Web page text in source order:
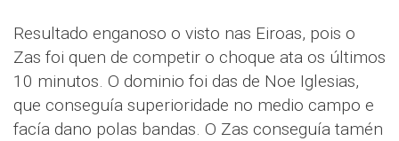
Resultado enganoso o visto nas Eiroas, pois o
Zas foi quen de competir o choque ata os últimos
10 minutos. O dominio foi das de Noe Iglesias,
que conseguía superioridade no medio campo e
facía dano polas bandas. O Zas conseguía tamén